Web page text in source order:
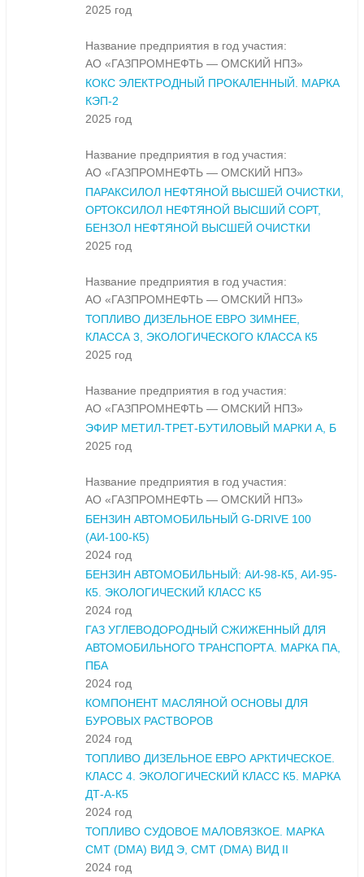
2025 год
Название предприятия в год участия:
АО «ГАЗПРОМНЕФТЬ — ОМСКИЙ НПЗ»
КОКС ЭЛЕКТРОДНЫЙ ПРОКАЛЕННЫЙ. МАРКА
КЭП-2
2025 год
Название предприятия в год участия:
АО «ГАЗПРОМНЕФТЬ — ОМСКИЙ НПЗ»
ПАРАКСИЛОЛ НЕФТЯНОЙ ВЫСШЕЙ ОЧИСТКИ,
ОРТОКСИЛОЛ НЕФТЯНОЙ ВЫСШИЙ СОРТ,
БЕНЗОЛ НЕФТЯНОЙ ВЫСШЕЙ ОЧИСТКИ
2025 год
Название предприятия в год участия:
АО «ГАЗПРОМНЕФТЬ — ОМСКИЙ НПЗ»
ТОПЛИВО ДИЗЕЛЬНОЕ ЕВРО ЗИМНЕЕ,
КЛАССА 3, ЭКОЛОГИЧЕСКОГО КЛАССА К5
2025 год
Название предприятия в год участия:
АО «ГАЗПРОМНЕФТЬ — ОМСКИЙ НПЗ»
ЭФИР МЕТИЛ-ТРЕТ-БУТИЛОВЫЙ МАРКИ А, Б
2025 год
Название предприятия в год участия:
АО «ГАЗПРОМНЕФТЬ — ОМСКИЙ НПЗ»
БЕНЗИН АВТОМОБИЛЬНЫЙ G-DRIVE 100
(АИ-100-К5)
2024 год
БЕНЗИН АВТОМОБИЛЬНЫЙ: АИ-98-К5, АИ-95-
К5. ЭКОЛОГИЧЕСКИЙ КЛАСС К5
2024 год
ГАЗ УГЛЕВОДОРОДНЫЙ СЖИЖЕННЫЙ ДЛЯ
АВТОМОБИЛЬНОГО ТРАНСПОРТА. МАРКА ПА,
ПБА
2024 год
КОМПОНЕНТ МАСЛЯНОЙ ОСНОВЫ ДЛЯ
БУРОВЫХ РАСТВОРОВ
2024 год
ТОПЛИВО ДИЗЕЛЬНОЕ ЕВРО АРКТИЧЕСКОЕ.
КЛАСС 4. ЭКОЛОГИЧЕСКИЙ КЛАСС К5. МАРКА
ДТ-А-К5
2024 год
ТОПЛИВО СУДОВОЕ МАЛОВЯЗКОЕ. МАРКА
СМТ (DMA) ВИД Э, СМТ (DMA) ВИД II
2024 год